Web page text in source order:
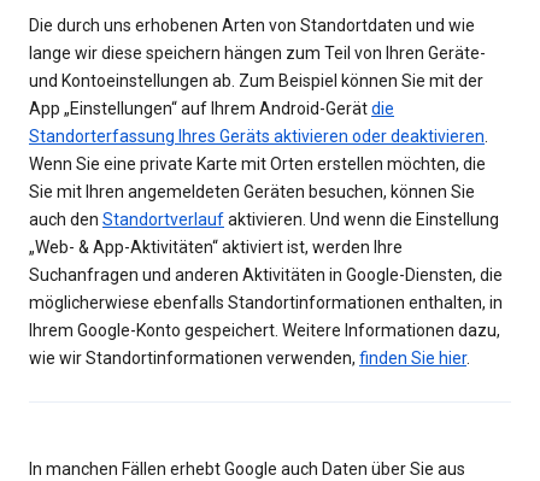
Die durch uns erhobenen Arten von Standortdaten und wie
lange wir diese speichern hängen zum Teil von Ihren Geräte-
und Kontoeinstellungen ab. Zum Beispiel können Sie mit der
App „Einstellungen“ auf Ihrem Android-Gerätdie
Standorterfassung Ihres Geräts aktivieren oder deaktivieren.
Wenn Sie eine private Karte mit Orten erstellen möchten, die
Sie mit Ihren angemeldeten Geräten besuchen, können Sie
auch den Standortverlaufaktivieren. Und wenn die Einstellung
„Web- & App-Aktivitäten“ aktiviert ist, werden Ihre
Suchanfragen und anderen Aktivitäten in Google-Diensten, die
möglicherwiese ebenfalls Standortinformationen enthalten, in
Ihrem Google-Konto gespeichert. Weitere Informationen dazu,
wie wir Standortinformationen verwenden, finden Sie hier.
In manchen Fällen erhebt Google auch Daten über Sie aus